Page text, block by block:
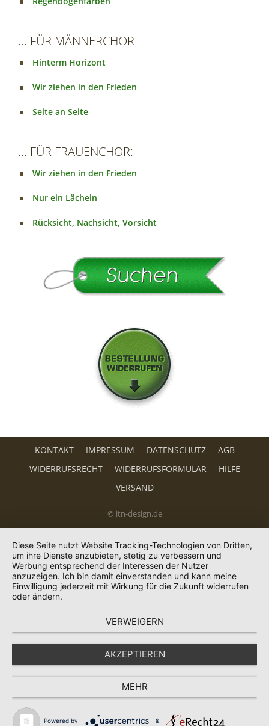
... FÜR MÄNNERCHOR
Hinterm Horizont
Wir ziehen in den Frieden
Seite an Seite
... FÜR FRAUENCHOR:
Wir ziehen in den Frieden
Nur ein Lächeln
Rücksicht, Nachsicht, Vorsicht
KONTAKT IMPRESSUM DATENSCHUTZ
AGB
WIDERRUFSRECHT
WIDERRUFSFORMULAR
HILFE
VERSAND
© itn-design.de
Diese Seite nutzt Website Tracking-Technologien von Dritten,
um ihre Dienste anzubieten, stetig zu verbessern und
Werbung entsprechend der Interessen der Nutzer
anzuzeigen. Ich bin damit einverstanden und kann meine
Einwilligung jederzeit mit Wirkung für die Zukunft widerrufen
oder ändern.
VERWEIGERN
AKZEPTIEREN
MEHR
Powered by &